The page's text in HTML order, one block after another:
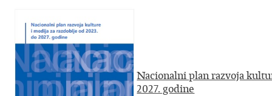
Nacionalni plan razvoja
2027. godine